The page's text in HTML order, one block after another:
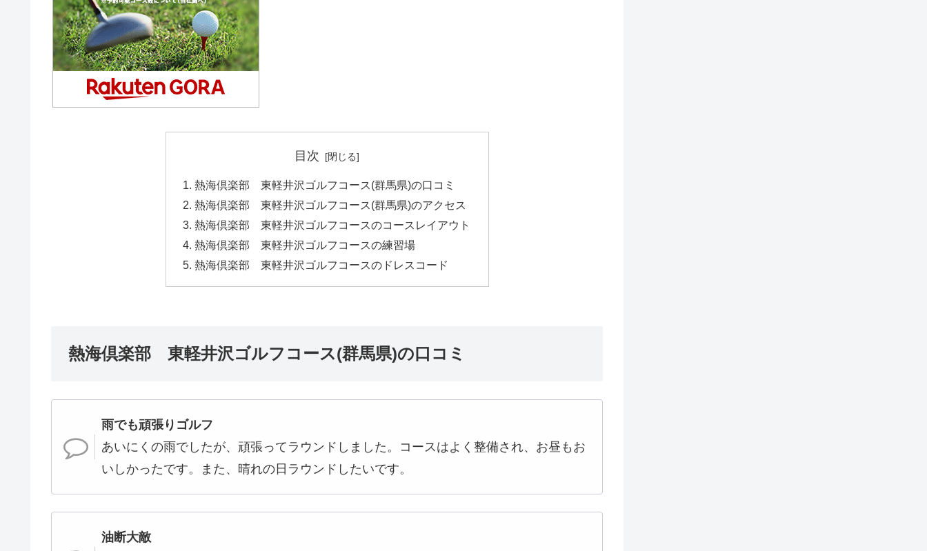
目次
熱海倶楽部 東軽井沢ゴルフコース(群馬県)の口コミ
熱海倶楽部 東軽井沢ゴルフコース(群馬県)のアクセス
熱海倶楽部 東軽井沢ゴルフコースのコースレイアウト
熱海倶楽部 東軽井沢ゴルフコースの練習場
熱海倶楽部 東軽井沢ゴルフコースのドレスコード
熱海倶楽部 東軽井沢ゴルフコース(群馬県)の口コミ
雨でも頑張りゴルフ
あいにくの雨でしたが、頑張ってラウンドしました。コースはよく整備され、お昼もお
いしかったです。また、晴れの日ラウンドしたいです。
油断大敵